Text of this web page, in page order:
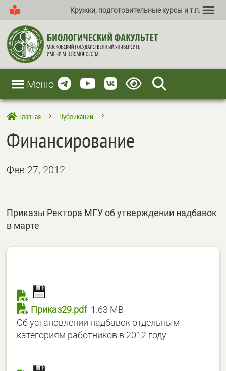
Кружки, подготовительные курсы и т.п.
Меню
 Главная 5 Публикации 5
Финансирование
Фев 27, 2012
Приказы Ректора МГУ об утверждении надбавок
в марте
Приказ29.pdf1.63 MB
Об установлении надбавок отдельным
категориям работников в 2012 году